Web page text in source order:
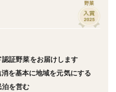
き＞
から、ひたひたの水に１５
野菜
証野菜をお届けします
基本に地域を元気にする
泊を営む